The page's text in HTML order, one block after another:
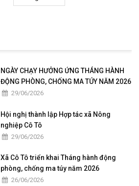
cuối
NGÀY CHẠY HƯỞNG ỨNG THÁNG HÀNH
ĐỘNG PHÒNG, CHỐNG MA TÚY NĂM 2026
29/06/2026
Hội nghị thành lập Hợp tác xã Nông
nghiệp Cô Tô
29/06/2026
Xã Cô Tô triển khai Tháng hành động
phòng, chống ma túy năm 2026
26/06/2026